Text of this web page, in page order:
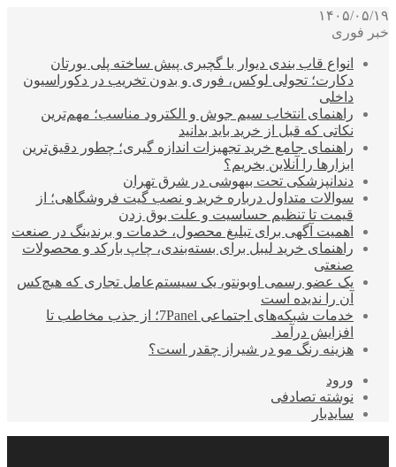
۱۴۰۵/۰۵/۱۹
خبر فوری
انواع قاب بندی دیوار با گچبری پیش ساخته پلی یورتان
دکارت؛ تحولی لوکس، فوری و بدون تخریب در دکوراسیون
داخلی
راهنمای انتخاب سیم جوش و الکترود مناسب؛ مهم‌ترین
نکاتی که قبل از خرید باید بدانید
راهنمای جامع خرید تجهیزات اندازه گیری؛ چطور دقیق‌ترین
ابزارها را آنلاین بخریم؟
دندانپزشکی تحت بیهوشی در شرق تهران
سوالات متداول درباره خرید و نصب گیت فروشگاهی؛ از
قیمت تا تنظیم حساسیت و علت بوق زدن
اهمیت آگهی برای تبلیغ محصول، خدمات و برندینگ در صنعت
راهنمای خرید لیبل برای بسته‌بندی، چاپ بارکد و محصولات
صنعتی
یک عضو رسمی اوبونتو، یک سیستم‌عامل تجاری که هیچ‌کس
آن را ندیده است
خدمات شبکه‌های اجتماعی 7Panel؛ از جذب مخاطب تا
افزایش درآمد
هزینه رنگ مو در شیراز چقدر است؟
ورود
نوشته تصادفی
سایدبار